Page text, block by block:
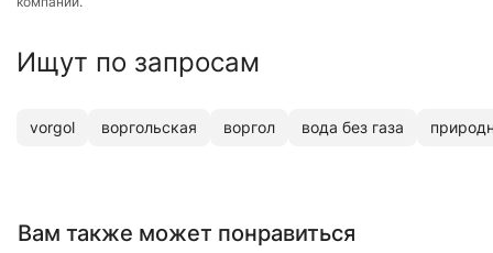
Ищут по запросам
vorgol воргольская воргол вода без газа
Вам также может понравиться